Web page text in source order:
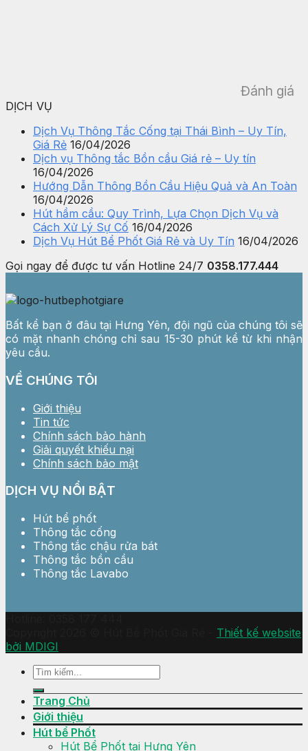
Đánh giá
DỊCH VỤ
Dịch Vụ Thông Tắc Cống tại Thái Bình – Uy Tín,
Giá Rẻ 16/04/2026
Dịch vụ Thông tắc Bồn cầu Giá rẻ – Uy tín
16/04/2026
Hướng Dẫn Thông Bồn Cầu Hiệu Quả và An Toàn
16/04/2026
Hút hầm cầu: Quy Trình, Lựa Chọn Dịch Vụ và
Cách Xử Lý Sự Cố 16/04/2026
Dịch Vụ Hút Bể Phốt Giá Rẻ và Uy Tín 16/04/2026
Gọi ngay để được tư vấn Hotline 24/7 0358.177.444
Bất kể bạn ở đâu tại Hưng Yên, đội ngũ của chúng tôi sẽ
có mặt nhanh chóng chỉ sau 15-30 phút kể từ khi nhận
yêu cầu.
VỀ CHÚNG TÔI
Giới thiệu
Tin tức
Chính sách bảo hành
Giải quyết khiếu nại
Chính sách bảo mật
DỊCH VỤ NỔI BẬT
Hút bể phốt
Thông tắc cống
Thông tắc chậu rửa bát
Thông tắc bồn cầu
Thông tắc Lavabo
Thiết kế website
bởi MDIGI
Trang Chủ
Giới thiệu
Hút bể Phốt
Hút Bể Phốt tại Hưng Yên